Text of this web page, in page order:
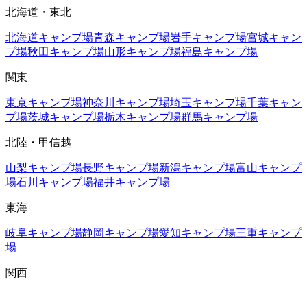
北海道・東北
北海道キャンプ場青森キャンプ場岩手キャンプ場宮城キャン
プ場秋田 キャンプ場山形キャンプ場福島キャンプ場
関東
東京キャンプ場神奈川 キャンプ場埼玉キャンプ場千葉キャン
プ場茨城キャンプ場栃木キャンプ場群馬キャンプ場
北陸・甲信越
山梨キャンプ場長野キャンプ場新潟キャンプ場富山キャンプ
場石川 キャンプ場福井キャンプ場
東海
岐阜キャンプ場静岡キャンプ場愛知キャンプ場三重キャンプ
場
関西